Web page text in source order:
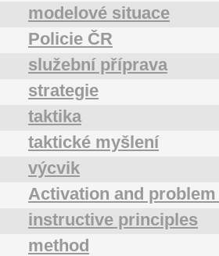
modelové situace
Policie ČR
služební příprava
strategie
taktika
taktické myšlení
výcvik
Activation and
instructive principles
method